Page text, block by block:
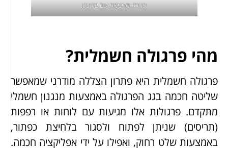
סגירת מרפסותעם ברזנט
מהי פרגולה חשמלית?
פרגולה חשמלית היא פתרון הצללה מודרני שמאפשר
שליטה חכמה בגג הפרגולה באמצעות מנגנון חשמלי
מתקדם. פרגולות אלו מגיעות עם לוחות או רפפות
(תריסים) שניתן לפתוח ולסגור בלחיצת כפתור,
באמצעות שלט רחוק, ואפילו על ידי אפליקציה חכמה.